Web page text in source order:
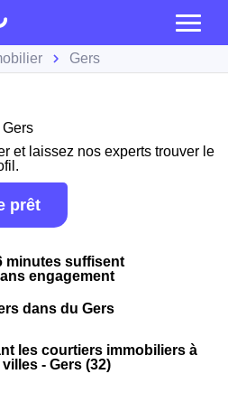
Gers
et laissez nos experts trouver le
prêt
minutes suffisent
engagement
dans du Gers
les courtiers immobiliers à
- Gers (32)